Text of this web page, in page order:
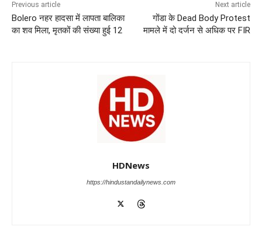
o
k
p
Previous article
Bolero नहर हादसा में लापता बालिका
का शव मिला, मृतकों की संख्या हुई 12
Next article
गोंडा के Dead Body Protest
मामले में दो दर्जन से अधिक पर FIR
HDNews
https://hindustandailynews.com